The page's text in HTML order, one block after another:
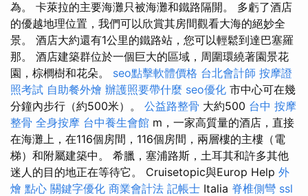
為。 卡萊拉的主要海灘只被海灘和鐵路隔開。 多虧了酒店
的優越地理位置，我們可以欣賞其房間觀看大海的絕妙全
景。 酒店大約還有1公里的鐵路站，您可以輕鬆到達巴塞羅
那。 酒店建築群位於一個巨大的區域，周圍環繞著園景花
園，棕櫚樹和花朵。 seo點擊軟體價格 台北會計師 按摩證
照考試 自助餐外燴 辦護照要帶什麼 seo優化 市中心可在幾
分鐘內步行（約500米）。 公益路整骨 大約500 台中 按摩
整骨 全身按摩 台中養生會館 m，一家高質量的酒店，直接
在海灘上，在116個房間，116個房間，兩層樓的主樓（電
梯）和附屬建築中。 希臘，塞浦路斯，土耳其和許多其他
迷人的目的地正在等待它。 Cruisetopic與Europ Help 外
燴 點心 關鍵字優化 商業會計法 記帳士 Italia 脊椎側彎 ssl